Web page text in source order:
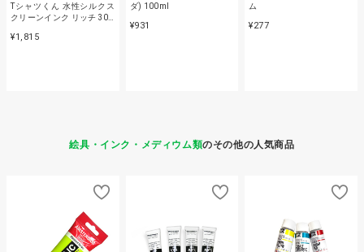
Tシャツくん 水性シルクス
クリーンインク リッチ 30…
¥1,815
ダ) 100ml
¥931
ム
¥277
絵具・インク・メディウム類のその他の人気商品